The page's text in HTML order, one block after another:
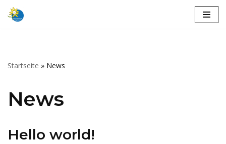
Startseite » News
News
Hello world!